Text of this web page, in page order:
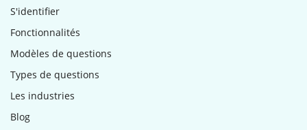
S'identifier
Fonctionnalités
Modèles de questions
Types de questions
Les industries
Blog